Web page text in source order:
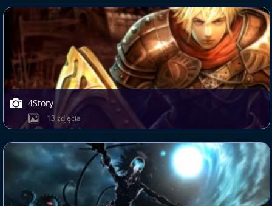
4Story
13 zdjęcia